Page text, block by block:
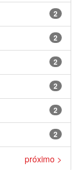
2
2
2
2
2
2
próximo >